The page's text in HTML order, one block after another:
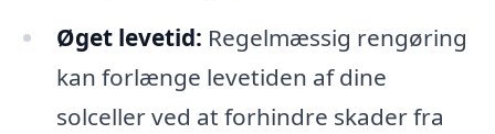
Øget levetid: Regelmæssig rengøring
kan forlænge levetiden af dine
solceller ved at forhindre skader fra